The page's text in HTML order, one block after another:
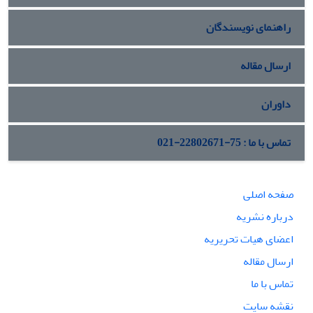
راهنمای نویسندگان
ارسال مقاله
داوران
تماس با ما : 75-22802671-021
صفحه اصلی
درباره نشریه
اعضای هیات تحریریه
ارسال مقاله
تماس با ما
نقشه سایت